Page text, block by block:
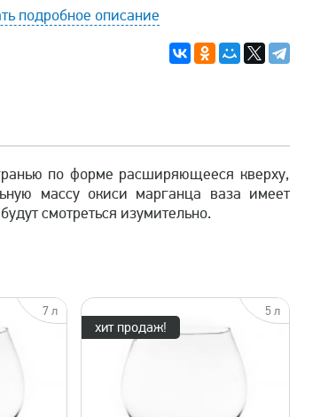
подробное описание
по форме расширяющееся кверху,
массу окиси марганца ваза имеет
смотреться изумительно.
7 л
хит продаж!
5 л